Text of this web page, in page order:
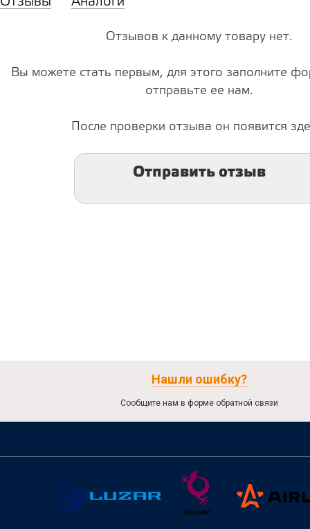
Отзывов к данному товару нет.
Вы можете стать первым, для этого заполните
отправьте ее нам.
После проверки отзыва он появится
Отправить отзыв
Нашли ошибку?
Сообщите нам в форме обратной связи